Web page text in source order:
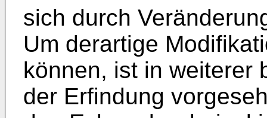
sich durch
Um derartige
können, ist in weiterer
der Erfindung